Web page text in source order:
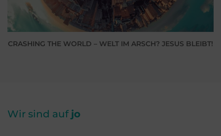
CRASHING THE WORLD – WELT IM ARSCH? JESUS BLEIBT!
Wir sind auf jo